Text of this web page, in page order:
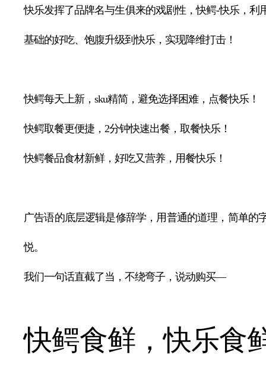
快乐发挥了品牌名与生俱来的戏剧性，快鳄-快乐，利
基础的好吃、饱腹升级到快乐，实现降维打击！
快鳄每天上新，sku精简，避免选择困难，点餐快乐！
快鳄取餐更便捷，2分钟快速出餐，取餐快乐！
快鳄餐品食材新鲜，好吃又营养，用餐快乐！
广告语的底层逻辑是修辞学，用普通的道理，简单的
悦。
我们一句话直截了当，不绕弯子，说动购买—
快鳄食鲜，快乐食